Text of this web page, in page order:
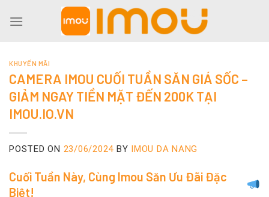
KHUYẾN MÃI
CAMERA IMOU CUỐI TUẦN SĂN GIÁ SỐC –
GIẢM NGAY TIỀN MẶT ĐẾN 200K TẠI
IMOU.IO.VN
POSTED ON 23/06/2024 BY IMOU DA NANG
Cuối Tuần Này, Cùng Imou Săn Ưu Đãi Đặc
Biệt!